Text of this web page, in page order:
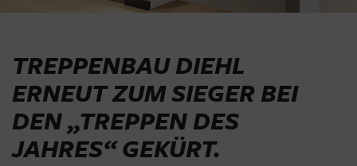
TREPPENBAU DIEHL
ERNEUT ZUM SIEGER BEI
DEN „TREPPEN DES
JAHRES“ GEKÜRT.